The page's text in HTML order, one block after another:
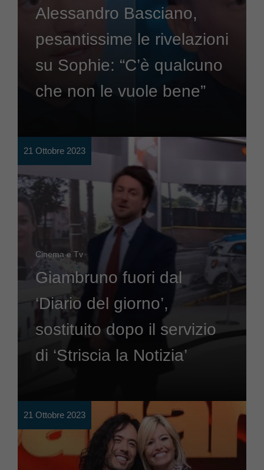
Alessandro Basciano,
pesantissime le rivelazioni
su Sophie: “C’è qualcuno
che non le vuole bene”
21 Ottobre 2023
Cinema e Tv
Giambruno fuori dal
‘Diario del giorno’,
sostituito dopo il servizio
di ‘Striscia la Notizia’
21 Ottobre 2023